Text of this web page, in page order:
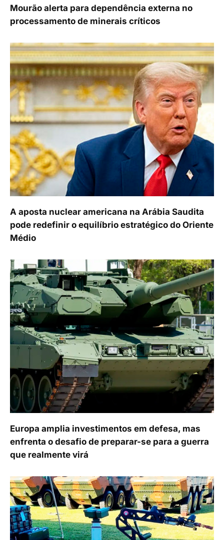
Mourão alerta para dependência externa no
processamento de minerais críticos
A aposta nuclear americana na Arábia Saudita
pode redefinir o equilíbrio estratégico do Oriente
Médio
Europa amplia investimentos em defesa, mas
enfrenta o desafio de preparar-se para a guerra
que realmente virá